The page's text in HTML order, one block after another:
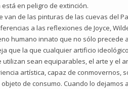
en peligro de extinción.
van de las pinturas de las cuevas del
a las reflexiones de Joyce,
humano innato que no sólo
que la que cualquier artificio
utilizan sean equiparables, el arte y el
artística, capaz de conmovernos,
de consumo. Cuando lo